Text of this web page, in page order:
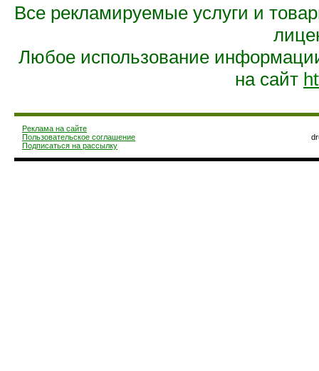
Все рекламируемые услуги и
Любое использование
на сайт
Реклама на сайте
Пользовательское соглашение
Подписаться на рассылку